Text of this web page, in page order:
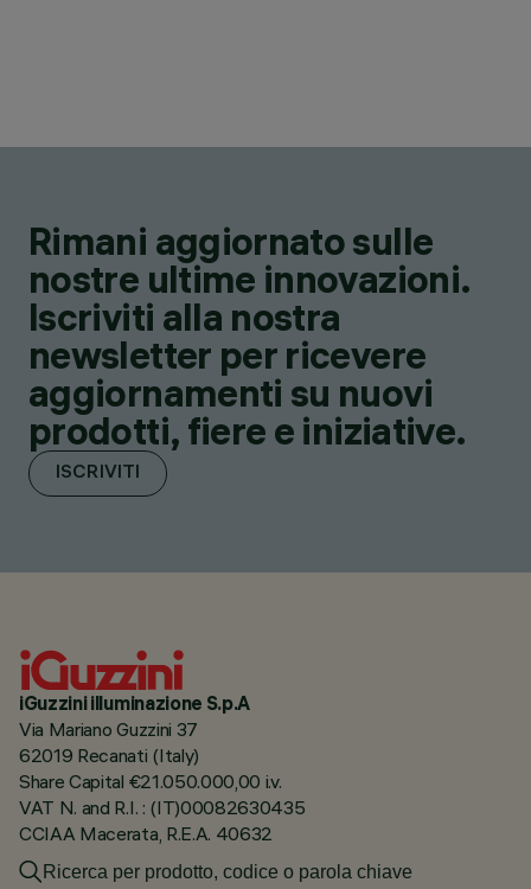
Rimani aggiornato sulle
nostre ultime innovazioni.
Iscriviti alla nostra
newsletter per ricevere
aggiornamenti su nuovi
prodotti, fiere e iniziative.
ISCRIVITI
iGuzzini illuminazione S.p.A
Via Mariano Guzzini 37
62019 Recanati (Italy)
Share Capital €21.050.000,00 i.v.
VAT N. and R.I. : (IT)00082630435
CCIAA Macerata, R.E.A. 40632